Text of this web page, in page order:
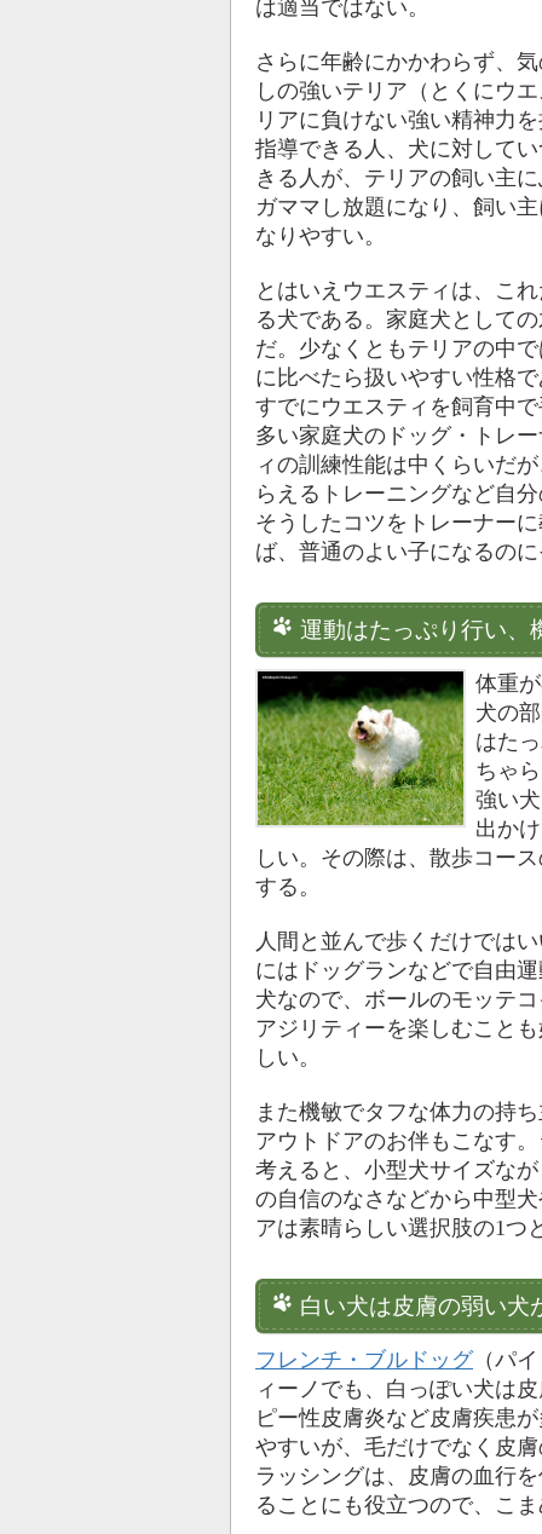
は適当ではない。
さらに年齢にかかわらず、
しの強いテリア（とくにウ
リアに負けない強い精神力
指導できる人、犬に対して
きる人が、テリアの飼い主
ガママし放題になり、飼い
なりやすい。
とはいえウエスティは、こ
る犬である。家庭犬として
だ。少なくともテリアの中
に比べたら扱いやすい性格
すでにウエスティを飼育中
多い家庭犬のドッグ・トレ
ィの訓練性能は中くらいだ
らえるトレーニングなど自
そうしたコツをトレーナー
ば、普通のよい子になるの
運動はたっぷり行い、
体重
犬の
はた
ちゃ
強い
出か
しい。その際は、散歩コー
する。
人間と並んで歩くだけでは
にはドッグランなどで自由
犬なので、ボールのモッテ
アジリティーを楽しむこと
しい。
また機敏でタフな体力の持
アウトドアのお伴もこなす
考えると、小型犬サイズな
の自信のなさなどから中型
アは素晴らしい選択肢の1つ
白い犬は皮膚の弱い犬
フレンチ・ブルドッグ（パ
ィーノでも、白っぽい犬は
ピー性皮膚炎など皮膚疾患
やすいが、毛だけでなく皮
ラッシングは、皮膚の血行
ることにも役立つので、こ